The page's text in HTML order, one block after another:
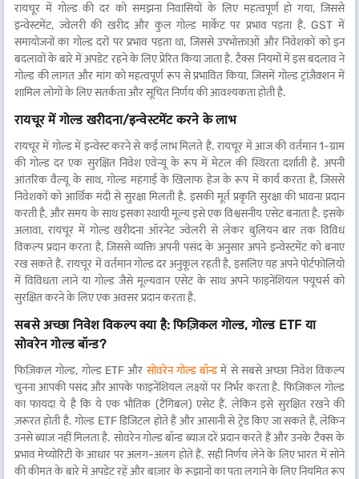
रायचूर में गोल्ड की दर को समझना निवासियों के लिए महत्वपूर्ण हो गया, जिससे
इन्वेस्टमेंट, ज्वेलरी की खरीद और कुल गोल्ड मार्केट पर प्रभाव पड़ता है. GST में
समायोजनों का गोल्ड दरों पर प्रभाव पड़ता था, जिससे उपभोक्ताओं और निवेशकों को इन
बदलावों के बारे में अपडेट रहने के लिए प्रेरित किया जाता है. टैक्स नियमों में इस बदलाव ने
गोल्ड की लागत और मांग को महत्वपूर्ण रूप से प्रभावित किया, जिसमें गोल्ड ट्रांज़ैक्शन में
शामिल लोगों के लिए सतर्कता और सूचित निर्णय की आवश्यकता होती है.
रायचूर में गोल्ड खरीदना/इन्वेस्टमेंट करने के लाभ
रायचूर में गोल्ड में इन्वेस्ट करने से कई लाभ मिलते हैं. रायचूर में आज की वर्तमान 1-ग्राम
की गोल्ड दर एक सुरक्षित निवेश एवेन्यू के रूप में मेटल की स्थिरता दर्शाती है. अपनी
आंतरिक वैल्यू के साथ, गोल्ड महंगाई के खिलाफ हेज के रूप में कार्य करता है, जिससे
निवेशकों को आर्थिक मंदी से सुरक्षा मिलती है. इसकी मूर्त प्रकृति सुरक्षा की भावना प्रदान
करती है, और समय के साथ इसका स्थायी मूल्य इसे एक विश्वसनीय एसेट बनाता है. इसके
अलावा, रायचूर में गोल्ड खरीदना ऑरनेट ज्वेलरी से लेकर बुलियन बार तक विविध
विकल्प प्रदान करता है, जिससे व्यक्ति अपनी पसंद के अनुसार अपने इन्वेस्टमेंट को बनाए
रख सकते हैं. रायचूर में वर्तमान गोल्ड दर अनुकूल रहती है, इसलिए यह अपने पोर्टफोलियो
में विविधता लाने या गोल्ड जैसे मूल्यवान एसेट के साथ अपने फाइनेंशियल फ्यूचर्स को
सुरक्षित करने के लिए एक अवसर प्रदान करता है.
सबसे अच्छा निवेश विकल्प क्या है: फिज़िकल गोल्ड, गोल्ड ETF या
सोवरेन गोल्ड बॉन्ड?
फिज़िकल गोल्ड, गोल्ड ETF औरसोवरेन गोल्ड बॉन्डमें से सबसे अच्छा निवेश विकल्प
चुनना आपकी पसंद और आपके फाइनेंशियल लक्ष्यों पर निर्भर करता है. फिज़िकल गोल्ड
का फायदा ये है कि ये एक भौतिक (टैंगिबल) एसेट हैं. लेकिन इसे सुरक्षित रखने की
ज़रूरत होती है. गोल्ड ETF डिजिटल होते हैं और आसानी से ट्रेड किए जा सकते हैं, लेकिन
उनसे ब्याज नहीं मिलता है. सोवरेन गोल्ड बॉन्ड ब्याज दरें प्रदान करते हैं और उनके टैक्स के
प्रभाव मेच्योरिटी के आधार पर अलग-अलग होते हैं. सही निर्णय लेने के लिए भारत में सोने
की कीमत के बारे में अपडेट रहें और बाज़ार के रूझानों का पता लगाने के लिए नियमित रूप